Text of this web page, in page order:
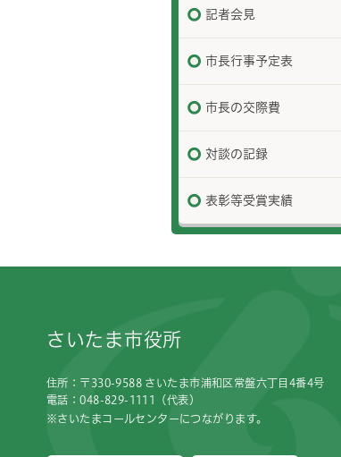
記者会見
市長行事予定表
市長の交際費
対談の記録
表彰等受賞実績
さいたま市役所
住所：〒330-9588 さいたま市浦和区常盤六丁目4番4号
電話：048-829-1111（代表）
※さいたまコールセンターにつながります。